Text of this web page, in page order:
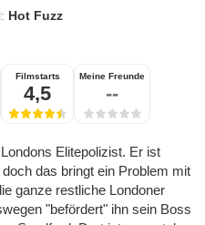
Hot Fuzz
Filmstarts
4,5
Meine Freunde
--
Elitepolizist. Er ist
das bringt ein Problem mit
ganze restliche Londoner
"befördert" ihn sein Boss